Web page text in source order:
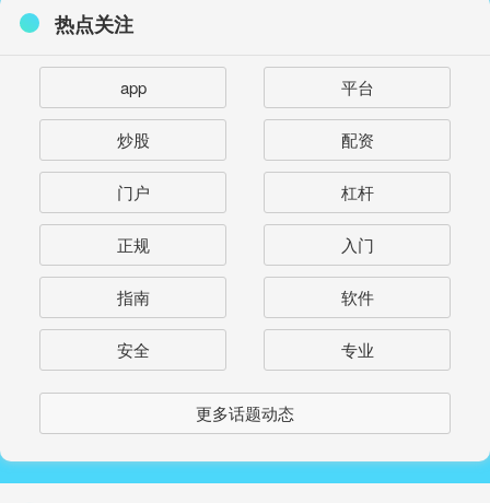
热点关注
app 平台
炒股 配资
门户 杠杆
正规 入门
指南 软件
安全 专业
更多话题动态